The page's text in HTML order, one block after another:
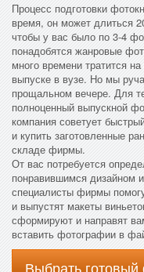
Процесс подготовки
время, он может длиться
чтобы у вас было по 3-4
понадобятся жанровые
много времени тратится
выпуске в вузе. Но мы
прощальном вечере. Для
полноценный выпускной
компания советует
и купить заготовленные
складе фирмы.
От вас потребуется
понравившимся дизайном
специалисты фирмы
и выпустят макеты
сформируют и направят
вставить фотографии в
Выбрать